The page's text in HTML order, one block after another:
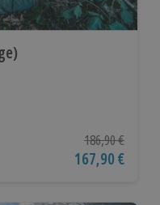
185 Bewertungen
Ursprünglicher
186,90 €
Aktueller Preis
167,90 €